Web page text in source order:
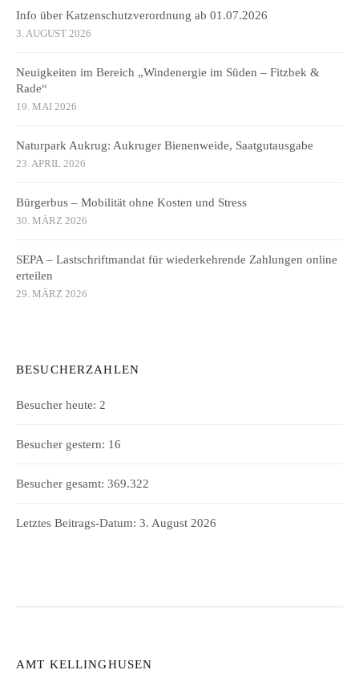
Info über Katzenschutzverordnung ab 01.07.2026
3. AUGUST 2026
Neuigkeiten im Bereich „Windenergie im Süden – Fitzbek &
Rade“
19. MAI 2026
Naturpark Aukrug: Aukruger Bienenweide, Saatgutausgabe
23. APRIL 2026
Bürgerbus – Mobilität ohne Kosten und Stress
30. MÄRZ 2026
SEPA – Lastschriftmandat für wiederkehrende Zahlungen online
erteilen
29. MÄRZ 2026
BESUCHERZAHLEN
Besucher heute: 2
Besucher gestern: 16
Besucher gesamt: 369.322
Letztes Beitrags-Datum: 3. August 2026
AMT KELLINGHUSEN